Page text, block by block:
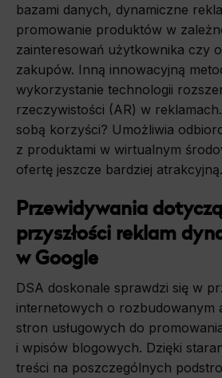
bazami danych, dynamiczne
promowanie produktów w
zainteresowań użytkownika czy
zakupów. Inną innowacyjną
wykorzystanie technologii
rzeczywistości (AR) w
sobą korzyści? Umożliwia
z produktami w wirtualnym
ofertę jeszcze bardziej atrakcyjną.
Przewidywania
przyszłości reklam
w Google
DSA doskonale sprawdzi się w
internetowych o rozbudowanym
stron usługowych do
i wpisów blogowych. Dzięki
treści na poszczególnych